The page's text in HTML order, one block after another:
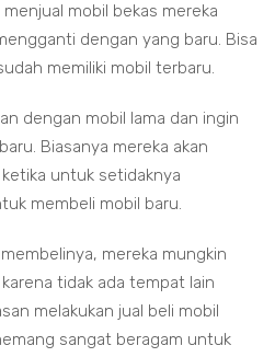
mobil bekas mereka
dengan yang baru. Bisa
memiliki mobil terbaru.
dengan mobil lama dan ingin
Biasanya mereka akan
untuk setidaknya
membeli mobil baru.
mereka mungkin
tidak ada tempat lain
melakukan jual beli mobil
sangat beragam untuk